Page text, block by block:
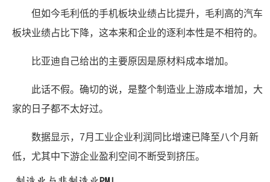
但如今毛利低的手机板块业绩占比提升，毛利高的汽车
板块业绩占比下降，这本来和企业的逐利本性是不相符的。
比亚迪自己给出的主要原因是原材料成本增加。
此话不假。确切的说，是整个制造业上游成本增加，大
家的日子都不太好过。
数据显示，7月工业企业利润同比增速已降至八个月新
低，尤其中下游企业盈利空间不断受到挤压。